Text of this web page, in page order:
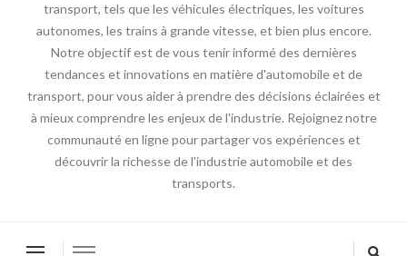
transport, tels que les véhicules électriques, les voitures
autonomes, les trains à grande vitesse, et bien plus encore.
Notre objectif est de vous tenir informé des dernières
tendances et innovations en matière d'automobile et de
transport, pour vous aider à prendre des décisions éclairées et
à mieux comprendre les enjeux de l'industrie. Rejoignez notre
communauté en ligne pour partager vos expériences et
découvrir la richesse de l'industrie automobile et des
transports.